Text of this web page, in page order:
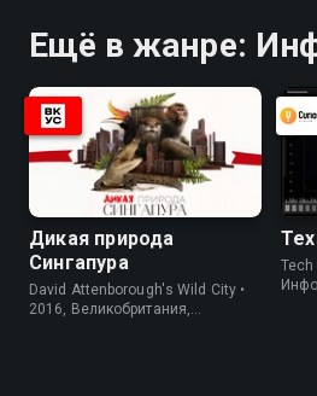
Ещё в жанре:
Дикая природа
Сингапура
David Attenborough's Wild City •
2016, Великобритания,